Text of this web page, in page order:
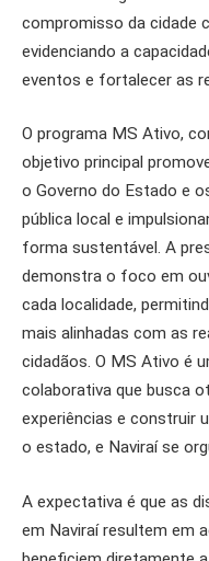
compromisso da cidade
evidenciando a
eventos e fortalecer as
O programa MS Ativo,
objetivo principal
o Governo do Estado e
pública local e
forma sustentável. A
demonstra o foco em
cada localidade,
mais alinhadas com as
cidadãos. O MS Ativo é
colaborativa que busca
experiências e construir
o estado, e Naviraí se
A expectativa é que as
em Naviraí resultem em